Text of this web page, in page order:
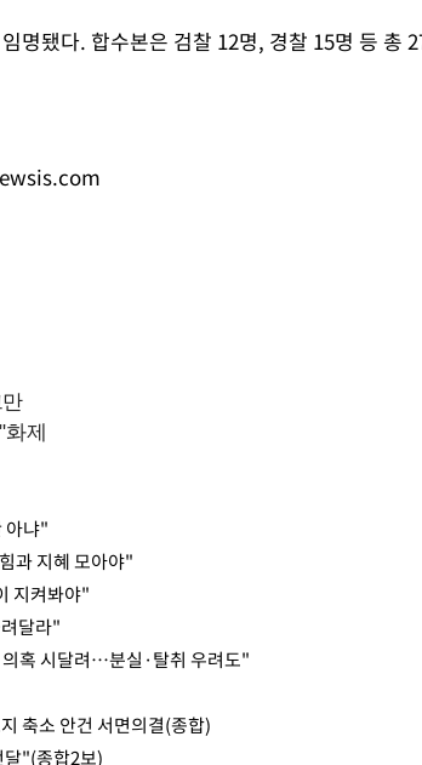
명됐다. 합수본은 검찰 12명, 경찰 15명 등 총
아냐"
과 지혜 모아야"
지켜봐야"
달라"
혹 시달려…분실·탈취 우려도"
축소 안건 서면의결(종합)
"(종합2보)